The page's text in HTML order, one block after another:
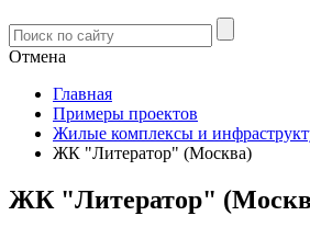
Отмена
Главная
Примеры проектов
Жилые комплексы и
ЖК "Литератор" (Москва)
ЖК "Литератор"